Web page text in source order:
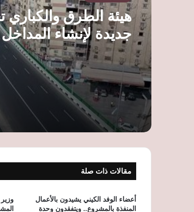
هيئة الطرق
جديدة لإنشاء
على الطرق العامة
التراخيص للمخالفين
مقالات ذات صلة
أعضاء الوفد الكيني يشيدون بالأعمال
المنفذة بالمشروع.. ويتفقدون وحدة
وزير